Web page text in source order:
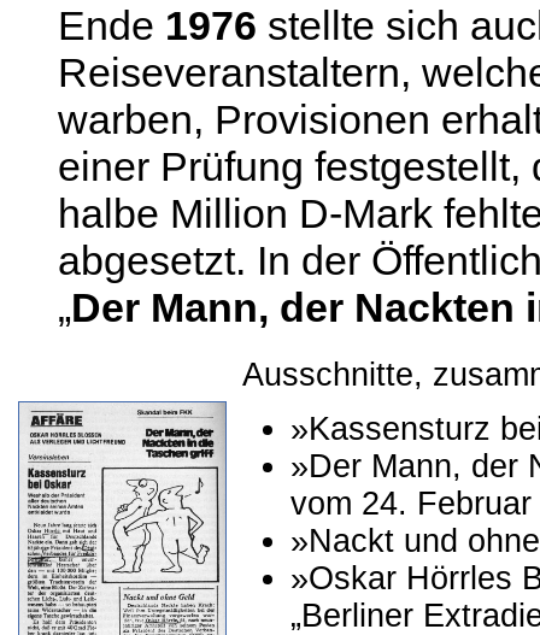
Ende 1976 stellte sich
Reiseveranstaltern,
warben, Provisionen
einer Prüfung
halbe Million D-Mark
abgesetzt. In der
„Der Mann, der Nackten
Ausschnitte,
»Kassensturz
»Der Mann, der
vom 24. Februar
»Nackt und
»Oskar Hörrles
„Berliner